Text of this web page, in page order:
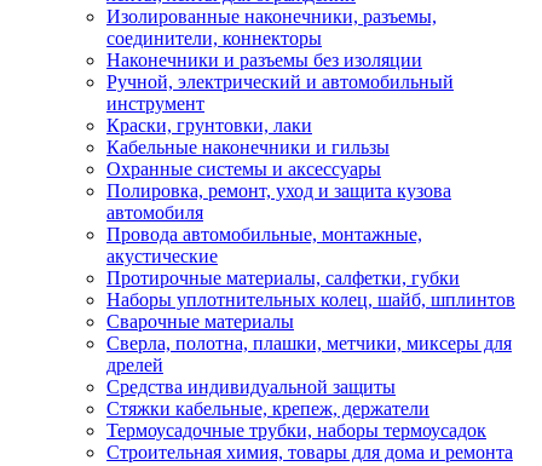
Изолированные наконечники, разъемы,
соединители, коннекторы
Наконечники и разъемы без изоляции
Ручной, электрический и автомобильный
инструмент
Краски, грунтовки, лаки
Кабельные наконечники и гильзы
Охранные системы и аксессуары
Полировка, ремонт, уход и защита кузова
автомобиля
Провода автомобильные, монтажные,
акустические
Протирочные материалы, салфетки, губки
Наборы уплотнительных колец, шайб, шплинтов
Сварочные материалы
Сверла, полотна, плашки, метчики, миксеры для
дрелей
Средства индивидуальной защиты
Стяжки кабельные, крепеж, держатели
Термоусадочные трубки, наборы термоусадок
Строительная химия, товары для дома и ремонта